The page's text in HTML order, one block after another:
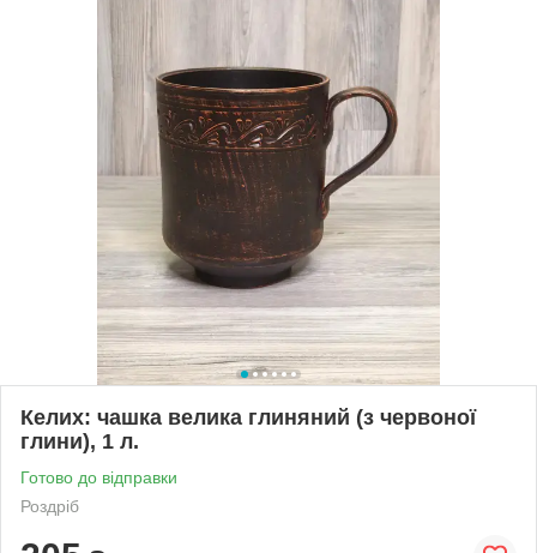
Келих: чашка велика глиняний (з червоної
глини), 1 л.
Готово до відправки
Роздріб